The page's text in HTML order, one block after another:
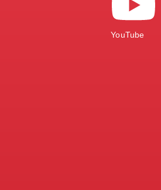
YouTube